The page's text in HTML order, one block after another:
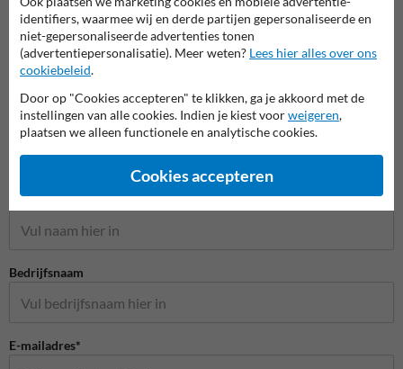
Stel je vraag aan Huisnummerpaal.be
Naam*
Bedrijfsnaam
E-mailadres*
identifiers, waarmee wij en derde partijen gepersonaliseerde en
niet-gepersonaliseerde advertenties tonen
(advertentiepersonalisatie). Meer weten? Lees hier alles over ons
cookiebeleid.
Door op "Cookies accepteren" te klikken, ga je akkoord met de
instellingen van alle cookies. Indien je kiest voorweigeren,
plaatsen we alleen functionele en analytische cookies.
Cookies accepteren